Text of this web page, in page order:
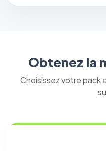
Obtenez la
Choisissez votre pack